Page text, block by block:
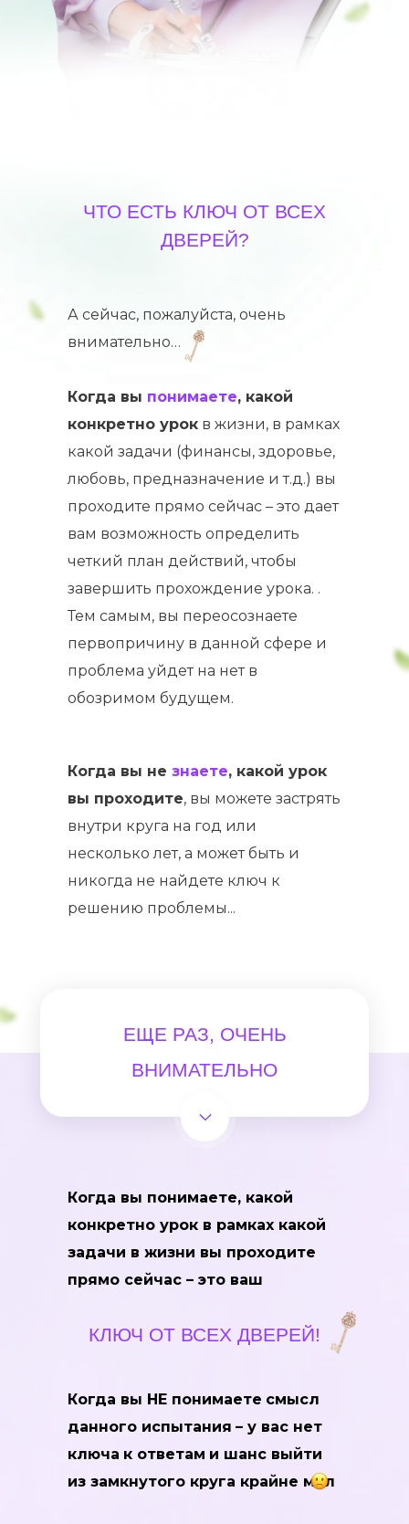
А сейчас, пожалуйста, очень
внимательно…
Когда вы понимаете, какой
конкретно урок в жизни, в рамках
какой задачи (финансы, здоровье,
любовь, предназначение и т.д.) вы
проходите прямо сейчас – это дает
вам возможность определить
четкий план действий, чтобы
завершить прохождение урока. .
Тем самым, вы переосознаете
первопричину в данной сфере и
проблема уйдет на нет в
обозримом будущем.
Когда вы не знаете, какой урок
вы проходите, вы можете застрять
внутри круга на год или
несколько лет, а может быть и
никогда не найдете ключ к
решению проблемы...
ЧТО ЕСТЬ КЛЮЧ ОТ ВСЕХ
ДВЕРЕЙ?
ЕЩЕ РАЗ, ОЧЕНЬ
ВНИМАТЕЛЬНО
Когда вы понимаете, какой
конкретно урок в рамках какой
задачи в жизни вы проходите
прямо сейчас – это ваш
КЛЮЧ ОТ ВСЕХ ДВЕРЕЙ!
Когда вы НЕ понимаете смысл
данного испытания – у вас нет
ключа к ответам и шанс выйти
из замкнутого круга крайне мал